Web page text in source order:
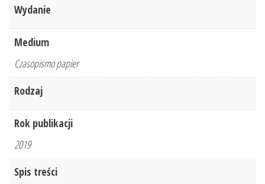
Wydanie
Medium
Czasopismo papier
Rodzaj
Rok publikacji
2019
Spis treści